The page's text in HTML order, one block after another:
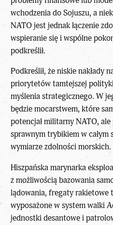
wchodzenia do Sojuszu, a
NATO jest jednak łączenie
wspieranie się i wspólne
podkreślił.
Podkreślił, że niskie nakłady
priorytetów tamtejszej
myślenia strategicznego. W
będzie mocarstwem, które
potencjał militarny NATO,
sprawnym trybikiem w całym
wymiarze zdolności morskich.
Hiszpańska marynarka
z możliwością bazowania
lądowania, fregaty rakietowe
wyposażone w system walki
jednostki desantowe i